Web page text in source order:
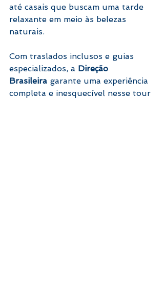
até casais que buscam uma tarde
relaxante em meio às belezas
naturais.
Com traslados inclusos e guias
especializados, a Direção
Brasileira garante uma experiência
completa e inesquecível nesse tour